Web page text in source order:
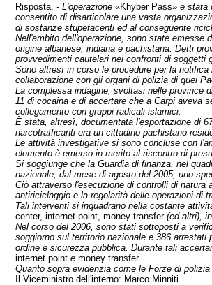
Risposta. - L'operazione«Khyber Pass» è stata
consentito di disarticolare una vasta
di sostanze stupefacenti ed al conseguente
Nell'ambito dell'operazione, sono state emesse
origine albanese, indiana e pachistana. Detti
provvedimenti cautelari nei confronti di soggetti
Sono altresì in corso le procedure per la
collaborazione con gli organi di polizia di quei
La complessa indagine, svoltasi nelle province
11 di cocaina e di accertare che a Carpi aveva
collegamento con gruppi radicali islamici.
È stata, altresì, documentata l'esportazione di
narcotrafficanti era un cittadino pachistano
Le attività investigative si sono concluse con
elemento è emerso in merito al riscontro di
Si soggiunge che la Guardia di finanza, nel
nazionale, dal mese di agosto del 2005, uno
Ciò attraverso l'esecuzione di controlli di
antiriciclaggio e la regolarità delle operazioni di
Tali interventi si inquadrano nella costante
center, internet point, money transfer (ed altri),
Nel corso del 2006, sono stati sottoposti a
soggiorno sul territorio nazionale e 386
ordine e sicurezza pubblica. Durante tali
internet point emoney transfer.
Quanto sopra evidenzia come le Forze di
Il Viceministro dell'interno: Marco Minniti.